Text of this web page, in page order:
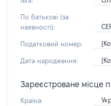
По батькові (за
наявності):
Податковий номер:
Дата народження:
Зареєстроване місце
Країна: